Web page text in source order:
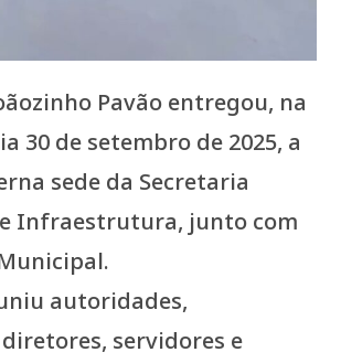
Pavão entregou, na
30 de setembro de 2025, a
sede da Secretaria
Infraestrutura, junto com
autoridades,
servidores e